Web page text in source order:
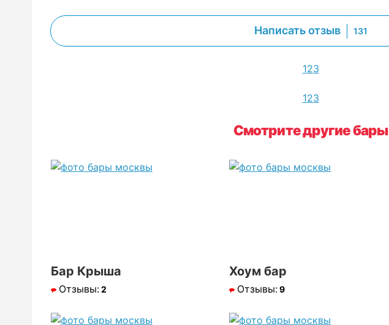
Написать отзыв 131
123
123
Смотрите другие бары
Бар Крыша
Отзывы:2
Хоум бар
Отзывы:9